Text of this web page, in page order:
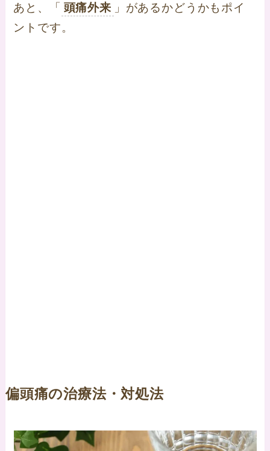
あと、「 頭痛外来 」があるかどうかもポイ
ントです。
偏頭痛の治療法・対処法